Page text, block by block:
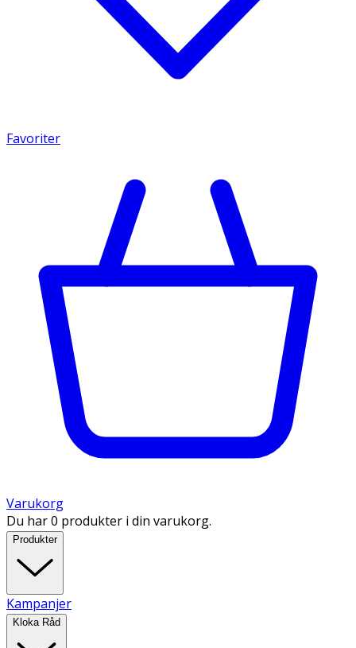
Favoriter
Varukorg
Du har 0 produkter i din varukorg.
Produkter
Kampanjer
Kloka Råd